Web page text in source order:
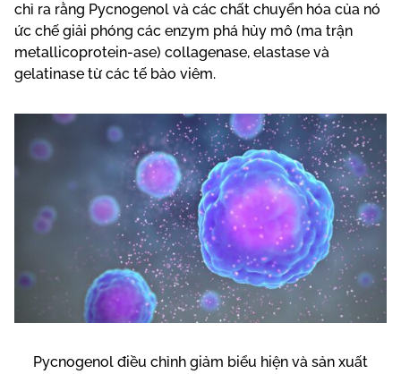
chỉ ra rằng Pycnogenol và các chất chuyển hóa của nó
ức chế giải phóng các enzym phá hủy mô (ma trận
metallicoprotein-ase) collagenase, elastase và
gelatinase từ các tế bào viêm.
Pycnogenol điều chỉnh giảm biểu hiện và sản xuất